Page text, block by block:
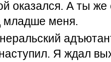
оказался. А ты же
младше меня.
Я ждал